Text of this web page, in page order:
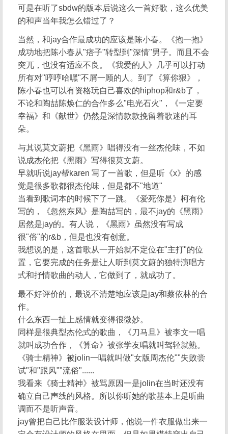
可是在听了sbdw的版本后说这么一首好歌，这么优美
的和声当年我怎么错过了？
当然，和jay合作最成功的应该是陈小春。《抱一抱》
成功地把陈小春从"痞子"转型到"深情"男子。而且不会
突兀，也没有适应不良。《我爱的人》几乎可以打动
所有对"哼哼哈嘿"不屑一顾的人。到了《算你狠》，
陈小春也可以有资格玩自己喜欢的hiphop和r&b了，
不论和陶喆陈焕仁的合作多么"电光石火"，《一定要
幸福》和《献世》仍然是深情款款挽留着歌迷的耳
朵。
与其说莫文蔚把《黑雨》唱得没有一丝杰伦味，不如
说成杰伦把《黑雨》写得很莫文蔚。
早就听说jay帮karen 写了一首歌，但是听《x》的感
觉是很多歌都很杰伦味，但是都不"地道"
当看到歌词本的时候下了一跳。《爱死你是》柯有伦
写的，《忽然东风》是陶喆写的，最不jay的《黑雨》
居然是jay的。有人说，《黑雨》虽然没有写成
很"俗"的r&b，但是也没有创意。
我想说的是，这首歌从一开始就不定位在"主打"的位
置，它要完成的任务是让人听到莫文蔚的独特演唱方
式和抒情歌曲的动人，它做到了，就成功了。
最不好评价的，最说不清楚地应该是jay和蔡依林的合
作。
什么东西一扯上感情就变得很微妙。
同样是很典型杰伦式的歌曲，《刀马旦》被李文一唱
就叫成功合作，《算命》被张学友唱就叫驾轻就熟。
《骑士精神》被jolin一唱就叫做"女版周杰伦""失败尝
试"和"跟风""流俗"......
我看来《骑士精神》被骂原因一是jolin在当时还没有
确立自己声线的风格。所以你听她的歌基本上是听曲
调而不是听声音。
jay曾把自己比作服装设计师，他说一件衣服做出来一